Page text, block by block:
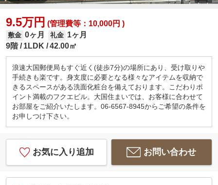
9.5万円 (管理費等：10,000円 )
敷金 0ヶ月 礼金 1ヶ月
9階
1LDK 42.00㎡
浪速大国郵便局もすぐ近く(徒歩7分)の場所にあり、受け取りや
手続きも楽です。身支度に必要となる様々なアイテムを収納で
きるスペースがある洗面化粧台を備えております。こだわりポ
イント満載のフクエビル。大国住まいでは、お客様に合わせて
お部屋をご紹介いたします。06-6567-8945からご希望の条件を
お申しつけ下さい。
お気に入り追加 お問い合わせ